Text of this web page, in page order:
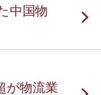
中国物
が物流業